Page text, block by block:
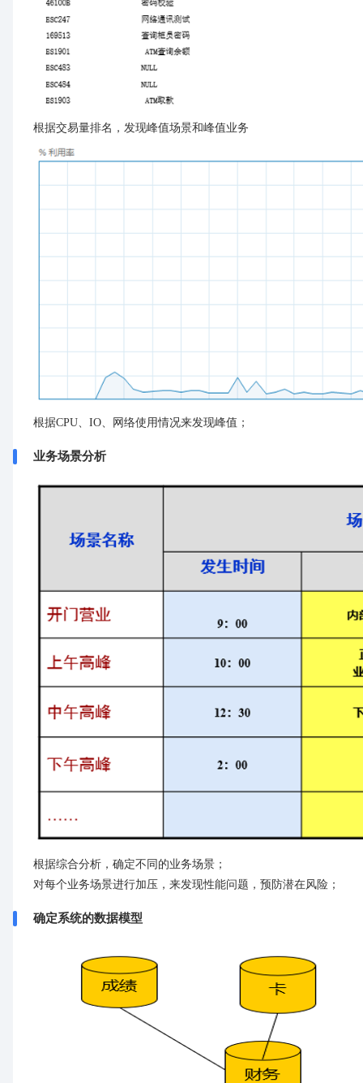
根据交易量排名，发现峰值场景和峰值业务
根据CPU、IO、网络使用情况来发现峰值；
业务场景分析
根据综合分析，确定不同的业务场景；
对每个业务场景进行加压，来发现性能问题，预防潜在风险；
确定系统的数据模型